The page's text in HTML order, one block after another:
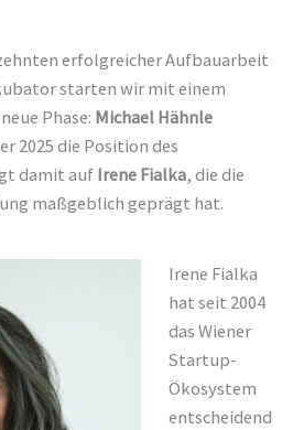
erfolgreicher Aufbauarbeit
starten wir mit einem
Phase: Michael Hähnle
2025 die Position des
damit auf Irene Fialka, die die
maßgeblich geprägt hat.
Irene Fialka
hat seit 2004
das Wiener
Startup-
Ökosystem
entscheidend